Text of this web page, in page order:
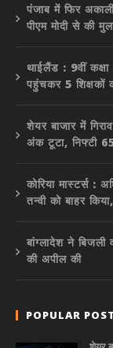
पंजाब में फिर
पीएम मोदी से की
थाईलैंड : 9वीं
पहुंचकर 5 शिक्षकों
शेयर बाजार में
अंक टूटा, निफ्टी
कोरिया मास्टर्स :
तन्वी को बाहर
बांग्लादेश ने
की अपील की
POPULAR